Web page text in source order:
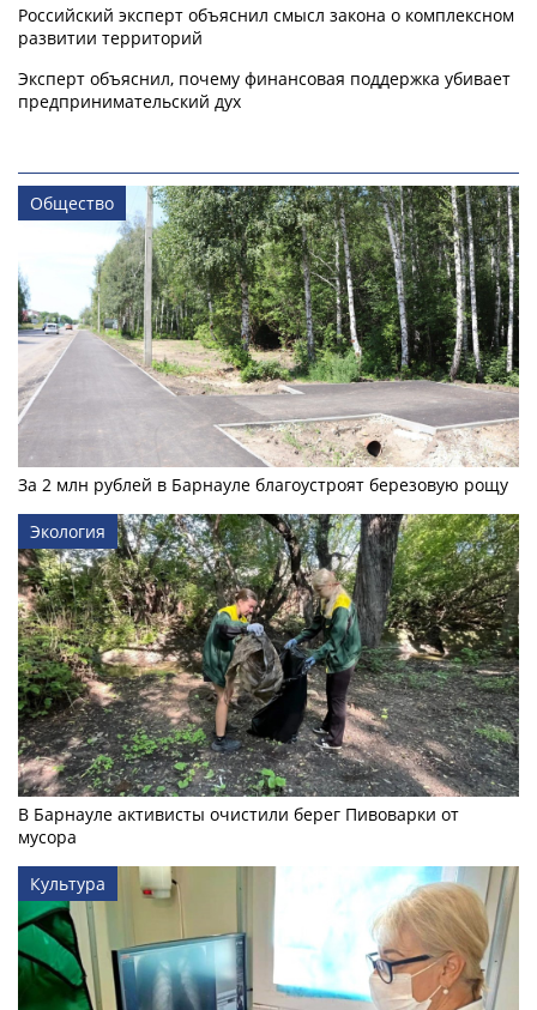
Российский эксперт объяснил смысл закона о комплексном
развитии территорий
Эксперт объяснил, почему финансовая поддержка убивает
предпринимательский дух
Общество
За 2 млн рублей в Барнауле благоустроят березовую рощу
Экология
В Барнауле активисты очистили берег Пивоварки от
мусора
Культура